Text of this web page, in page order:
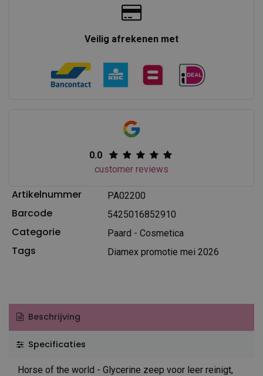
Veilig afrekenen met
0.0
customer reviews
Artikelnummer PA02200
Barcode 5425016852910
Categorie Paard - Cosmetica
Tags Diamex promotie mei 2026
Beschrijving
Specificaties
Horse of the world - Glycerine zeep voor leer reinigt,